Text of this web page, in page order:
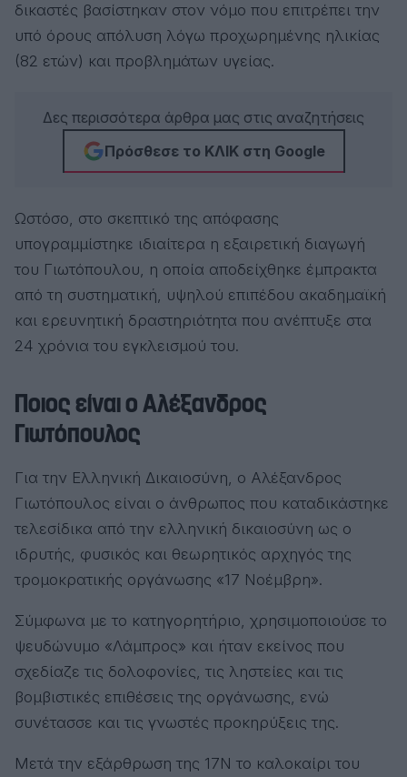
δικαστές βασίστηκαν στον νόμο που επιτρέπει την
υπό όρους απόλυση λόγω προχωρημένης ηλικίας
(82 ετών) και προβλημάτων υγείας.
Δες περισσότερα άρθρα μας στις αναζητήσεις
Πρόσθεσε το ΚΛΙΚ στη Google
Ωστόσο, στο σκεπτικό της απόφασης
υπογραμμίστηκε ιδιαίτερα η εξαιρετική διαγωγή
του Γιωτόπουλου, η οποία αποδείχθηκε έμπρακτα
από τη συστηματική, υψηλού επιπέδου ακαδημαϊκή
και ερευνητική δραστηριότητα που ανέπτυξε στα
24 χρόνια του εγκλεισμού του.
Ποιος είναι ο Αλέξανδρος
Γιωτόπουλος
Για την Ελληνική Δικαιοσύνη, ο Αλέξανδρος
Γιωτόπουλος είναι ο άνθρωπος που καταδικάστηκε
τελεσίδικα από την ελληνική δικαιοσύνη ως ο
ιδρυτής, φυσικός και θεωρητικός αρχηγός της
τρομοκρατικής οργάνωσης «17 Νοέμβρη».
Σύμφωνα με το κατηγορητήριο, χρησιμοποιούσε το
ψευδώνυμο «Λάμπρος» και ήταν εκείνος που
σχεδίαζε τις δολοφονίες, τις ληστείες και τις
βομβιστικές επιθέσεις της οργάνωσης, ενώ
συνέτασσε και τις γνωστές προκηρύξεις της.
Μετά την εξάρθρωση της 17Ν το καλοκαίρι του